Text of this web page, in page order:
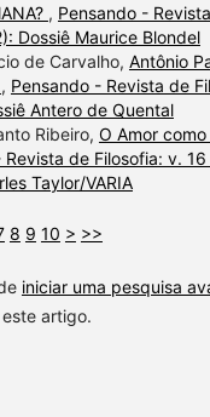
, Pensando -
Dossiê Maurice Blondel
de Carvalho, Antônio
, Pensando - Revista de
Antero de Quental
Ribeiro, O Amor
Revista de Filosofia: v.
Taylor/VARIA
8 9 10 > >>
iniciar uma pesquisa
artigo.